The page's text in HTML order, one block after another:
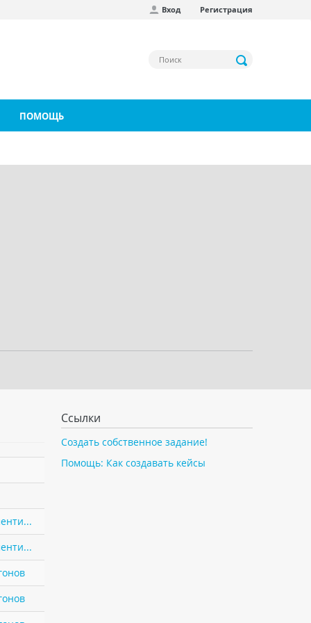
Вход Регистрация
ПОМОЩЬ
Ссылки
Создать собственное задание!
Помощь: Как создавать кейсы